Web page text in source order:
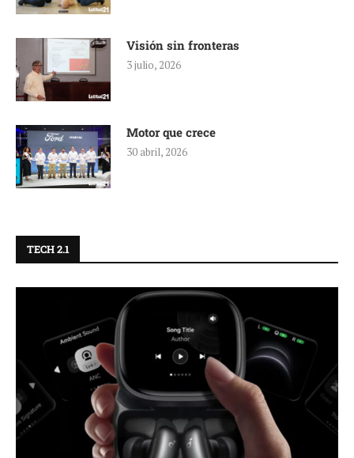
Visión sin fronteras
3 julio, 2026
Motor que crece
30 abril, 2026
TECH 2.1